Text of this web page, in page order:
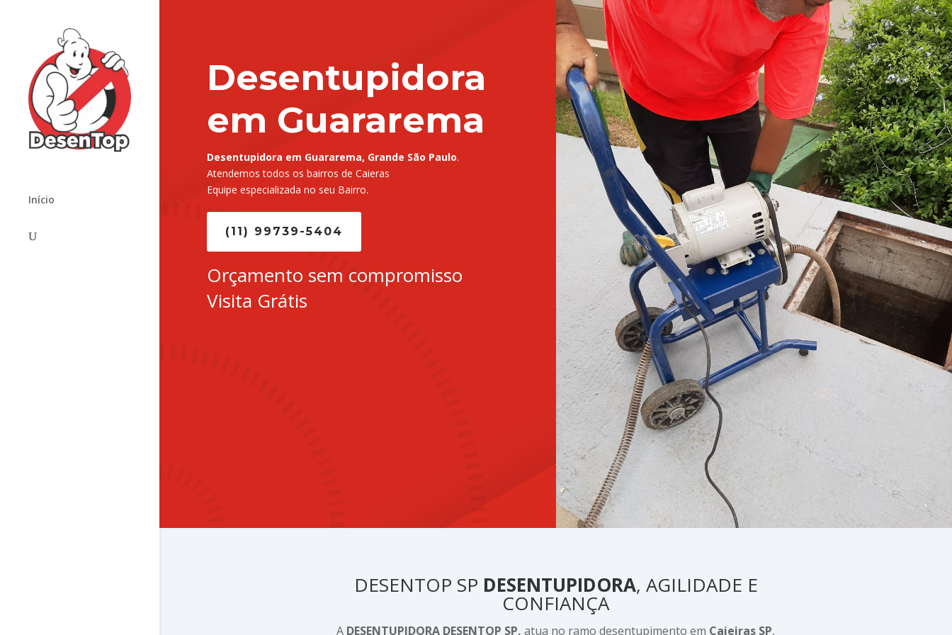
Início
Desentupidora
em Guararema
Desentupidora em Guararema, Grande São Paulo.
Atendemos todos os bairros de Caieras
Equipe especializada no seu Bairro.
(11) 99739-5404
Orçamento sem compromisso
Visita Grátis
DESENTOP SP DESENTUPIDORA, AGILIDADE E
CONFIANÇA
A DESENTUPIDORA DESENTOP SP, atua no ramo desentupimento em Caieiras SP,